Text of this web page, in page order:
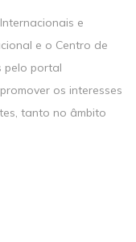
e
e o Centro de
pelo portal
os interesses
tanto no âmbito